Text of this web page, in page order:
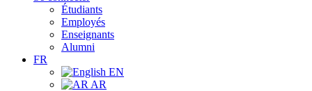
Étudiants
Employés
Enseignants
Alumni
FR
EN
AR